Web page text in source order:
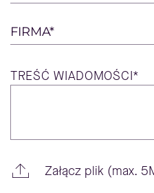
FIRMA*
TREŚĆ WIADOMOŚCI*
Załącz plik (max.